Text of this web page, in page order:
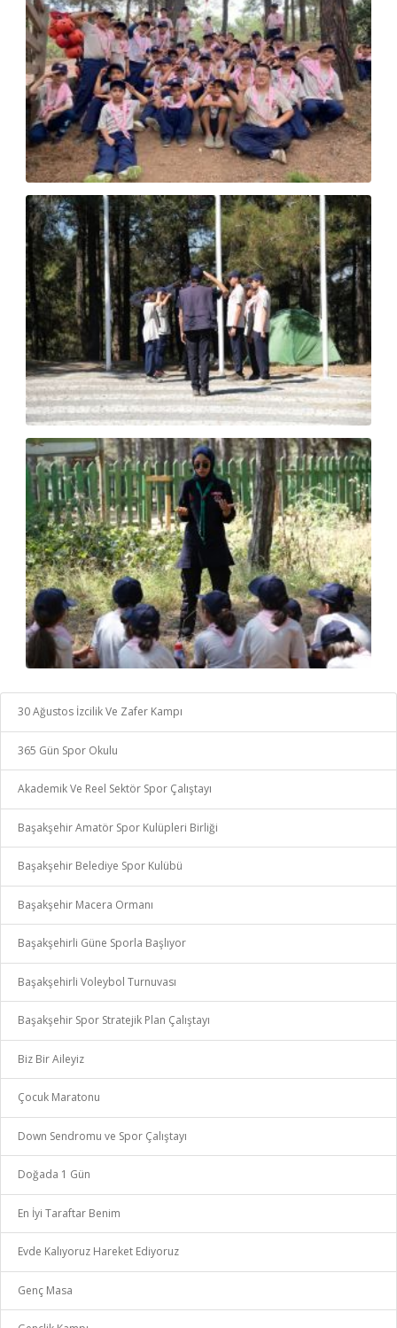
30 Ağustos İzcilik Ve Zafer Kampı
365 Gün Spor Okulu
Akademik Ve Reel Sektör Spor Çalıştayı
Başakşehir Amatör Spor Kulüpleri Birliği
Başakşehir Belediye Spor Kulübü
Başakşehir Macera Ormanı
Başakşehirli Güne Sporla Başlıyor
Başakşehirli Voleybol Turnuvası
Başakşehir Spor Stratejik Plan Çalıştayı
Biz Bir Aileyiz
Çocuk Maratonu
Down Sendromu ve Spor Çalıştayı
Doğada 1 Gün
En İyi Taraftar Benim
Evde Kalıyoruz Hareket Ediyoruz
Genç Masa